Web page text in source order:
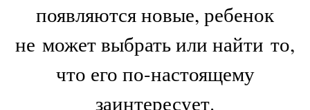
появляются новые, ребенок
не может выбрать или найти то,
что его по-настоящему
заинтересует.